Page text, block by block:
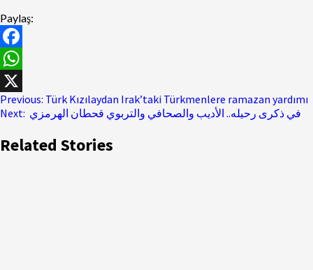
Paylaş:
Facebook
WhatsApp
X
Previous: Türk Kızılaydan Irak’taki Türkmenlere ramazan yardımı
Next: في ذكرى رحيله.. الأديب والصحافي والتربوي قحطان الهرمزي
Related Stories